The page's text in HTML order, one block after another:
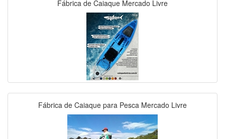
Fábrica de Caiaque Mercado Livre
Fábrica de Caiaque para Pesca Mercado Livre